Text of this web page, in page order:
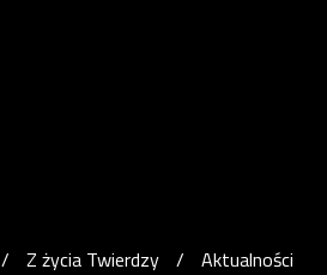
/ Z życia Twierdzy / Aktualności